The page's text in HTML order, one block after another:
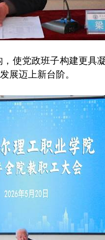
使党政班子构建更具
展迈上新台阶。